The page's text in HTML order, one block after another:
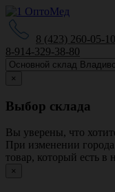
8 (423) 260-05-10
8-914-329-38-80
×
Выбор склада
Вы уверены, что
При изменении
товар, который есть в
×